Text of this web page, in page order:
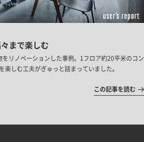
まで楽しむ
リノベーションした事例。1フロア約20平米のコン
楽しむ工夫がぎゅっと詰まっていました。
この記事を読む